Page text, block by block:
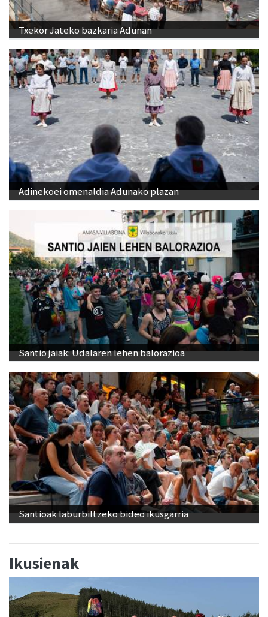
Txekor Jateko bazkaria Adunan
Adinekoei omenaldia Adunako plazan
Santio jaiak: Udalaren lehen balorazioa
Santioak laburbiltzeko bideo ikusgarria
Ikusienak